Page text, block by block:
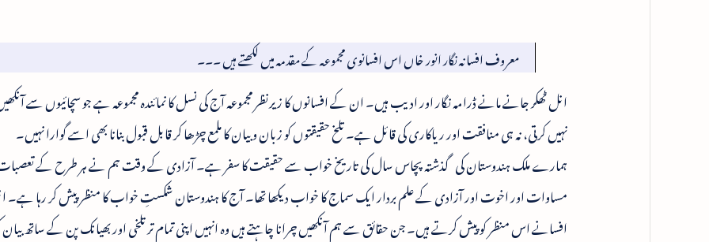
معروف افسانہ نگار انور خاں اس افسانوی مجموعہ کے مقدمہ میں لکھتے ہیں ۔۔۔
انل ٹھکر جانے مانے ڈرامہ نگار اور ادیب ہیں۔ ان کے افسانوں کا زیرنظر مجموعہ آج کی نسل کا نمائندہ مجموعہ ہے جو سچائیوں سے
نہیں کرتی، نہ ہی منافقت اور ریاکاری کی قائل ہے۔ تلخ حقیقتوں کو زبان و بیان کا ملمع چڑھا کر قابل قبول بنانا بھی اسے گوارا نہیں۔
ہمارے ملک ہندوستان کی گذشتہ پچاس سال کی تاریخ خواب سے حقیقت کا سفر ہے۔ آزادی کے وقت ہم نے ہر طرح کے
مساوات اور اخوت اور آزادی کے علم بردار ایک سماج کا خواب دیکھا تھا۔ آج کا ہندوستان شکستِ خواب کا منظر پیش کر رہا ہے۔
افسانے اس منظر کو پیش کرتے ہیں۔ جن حقائق سے ہم آنکھیں چرانا چاہتے ہیں وہ انہیں اپنی تمام تر تلخی اور بھیانک پن کے ساتھ